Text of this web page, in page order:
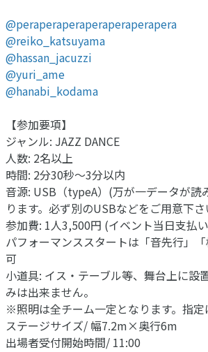
@peraperaperaperaperaperapera
@reiko_katsuyama
@hassan_jacuzzi
@yuri_ame
@hanabi_kodama
【参加要項】
ジャンル: JAZZ DANCE
人数: 2名以上
時間: 2分30秒〜3分以内
音源: USB（typeA）(万が一データが読
ります。必ず別のUSBなどをご用意下さ
参加費: 1人3,500円 (イベント当日支払
パフォーマンススタートは「音先行」
可
小道具: イス・テーブル等、舞台上に設
みは出来ません。
※照明は全チーム一定となります。指定
ステージサイズ/ 幅7.2m×奥行6m
出場者受付開始時間/ 11:00